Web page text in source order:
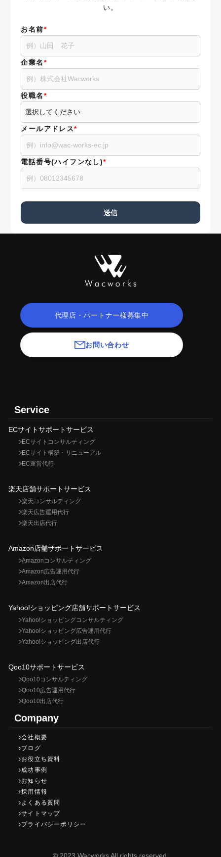
い。
お名前*
企業名*
役職名*
メールアドレス*
電話番号(ハイフンなし)*
代理店・パートナー様募集中
お問い合わせ
Service
ECサイトサポートサービス
ECサイトコンサルティング
ECサイト構築・リニューアル
EC運営代行
楽天店舗サポートサービス
楽天コンサルティング
楽天広告運用代行
楽天出店代行
Amazon店舗サポートサービス
Amazonコンサルティング
Amazon広告運用代行
Amazon出店代行
Yahoo!ショッピング店舗サポートサービス
Yahoo!ショッピングコンサルティング
Yahoo!ショッピング広告運用代行
Yahoo!ショッピング出店代行
Qoo10サポートサービス
Qoo10コンサルティング
Qoo10広告運用代行
Qoo10出店代行
Company
会社概要
ブログ
お役立ち資料
成功事例
お知らせ
採用情報
よくある質問
サイトマップ
プライバシーポリシー